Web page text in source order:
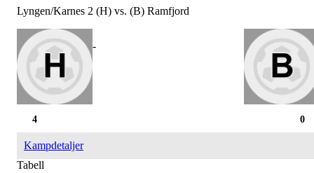
Lyngen/Karnes 2 (H) vs. (B) Ramfjord
-
0
4
Kampdetaljer
Tabell